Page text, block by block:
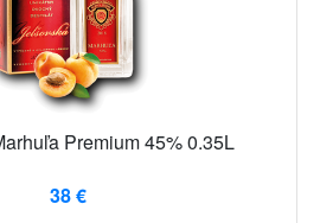
Premium 45% 0.35L
38 €